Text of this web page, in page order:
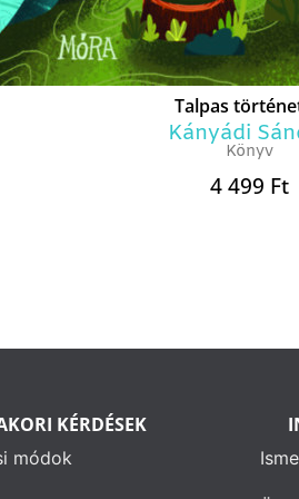
Talpas
Kányádi
Könyv
4 499 Ft
KÉRDÉSEK
módok